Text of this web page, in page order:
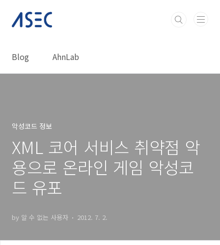
Blog AhnLab
악성코드 정보
XML 코어 서비스 취약점 악
용으로 온라인 게임 악성코
드 유포
by 알 수 없는 사용자 2012. 7. 2.